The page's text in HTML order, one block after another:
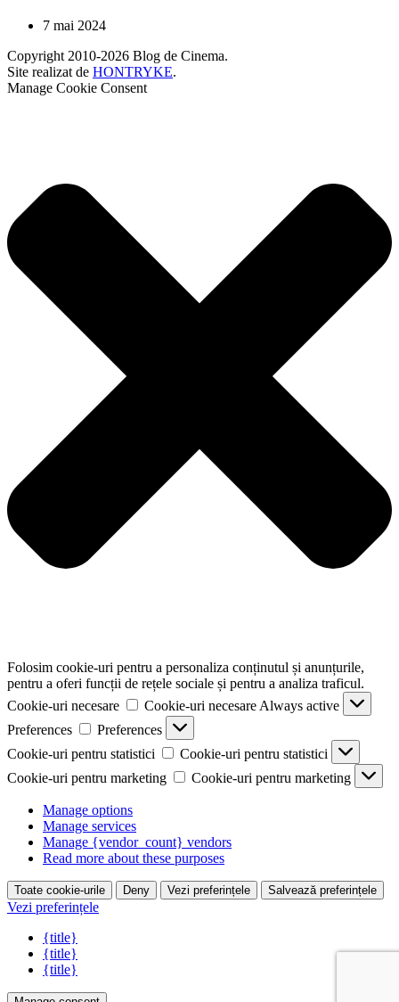
7 mai 2024
Copyright 2010-2026 Blog de Cinema.
Site realizat de HONTRYKE.
Manage Cookie Consent
Folosim cookie-uri pentru a personaliza conținutul și anunțurile,
pentru a oferi funcții de rețele sociale și pentru a analiza traficul.
Cookie-uri necesare
Cookie-uri necesare Always active
Preferences
Preferences
Cookie-uri pentru statistici
Cookie-uri pentru statistici
Cookie-uri pentru marketing
Cookie-uri pentru marketing
Manage options
Manage services
Manage {vendor_count} vendors
Read more about these purposes
Toate cookie-urile Deny Vezi preferințele Salvează preferințele
Vezi preferințele
{title}
{title}
{title}